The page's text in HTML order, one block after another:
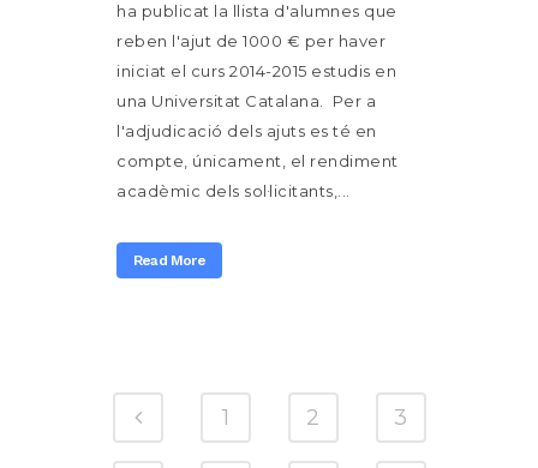
ha publicat la llista d'alumnes que
reben l'ajut de 1000 € per haver
iniciat el curs 2014-2015 estudis en
una Universitat Catalana. Per a
l'adjudicació dels ajuts es té en
compte, únicament, el rendiment
acadèmic dels sol·licitants,...
Read More
1 2 3